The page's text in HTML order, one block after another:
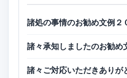
諸処の事情のお勧め文例２
諸々承知しましたのお勧め
諸々ご対応いただきありが